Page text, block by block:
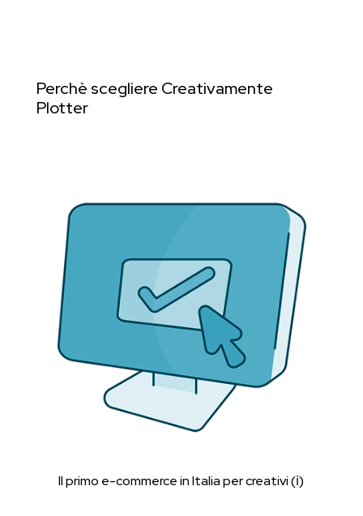
Perchè scegliere Creativamente
Plotter
Il primo e-commerce in Italia per creativi (ℹ︎)